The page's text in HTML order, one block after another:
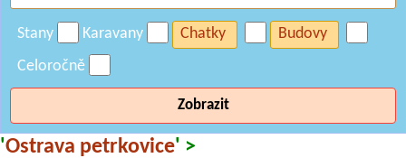
Stany Karavany Chatky
Budovy
Celoročně
Zobrazit
'Ostrava petrkovice' >